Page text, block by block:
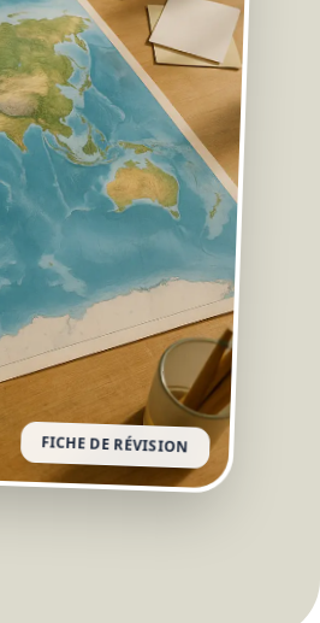
FICHE DE RÉVISION